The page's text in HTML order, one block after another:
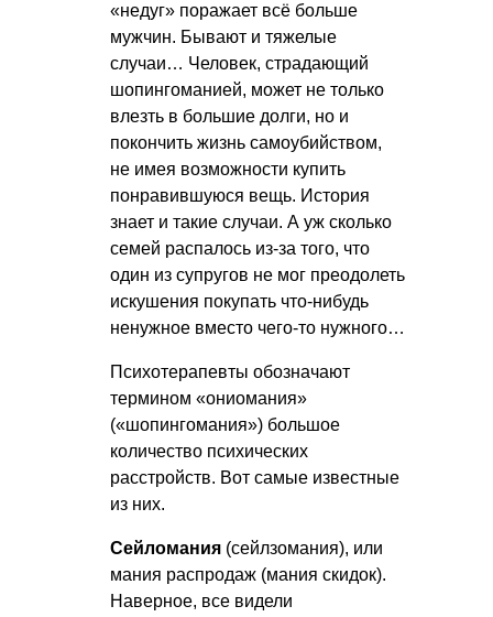
«недуг» поражает всё больше
мужчин. Бывают и тяжелые
случаи… Человек, страдающий
шопингоманией, может не только
влезть в большие долги, но и
покончить жизнь самоубийством,
не имея возможности купить
понравившуюся вещь. История
знает и такие случаи. А уж сколько
семей распалось из-за того, что
один из супругов не мог преодолеть
искушения покупать что-нибудь
ненужное вместо чего-то нужного…
Психотерапевты обозначают
термином «ониомания»
(«шопингомания») большое
количество психических
расстройств. Вот самые известные
из них.
Сейломания (сейлзомания), или
мания распродаж (мания скидок).
Наверное, все видели